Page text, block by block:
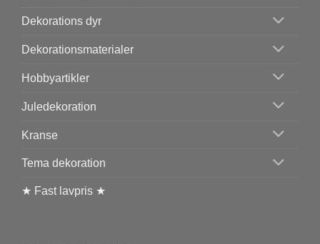
Dekorations dyr
Dekorationsmaterialer
Hobbyartikler
Juledekoration
Kranse
Tema dekoration
★ Fast lavpris ★